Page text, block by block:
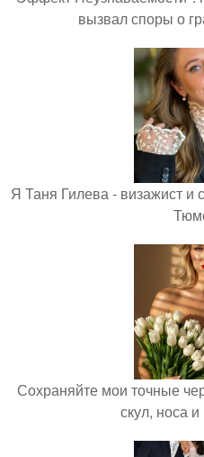
вызвал споры о
Я Таня Гилева - визажист и
Сохраняйте мои точные
скул, носа и